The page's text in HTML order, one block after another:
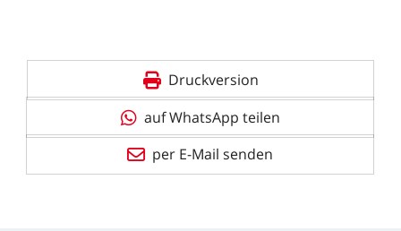
Druckversion
auf WhatsApp teilen
per E-Mail senden